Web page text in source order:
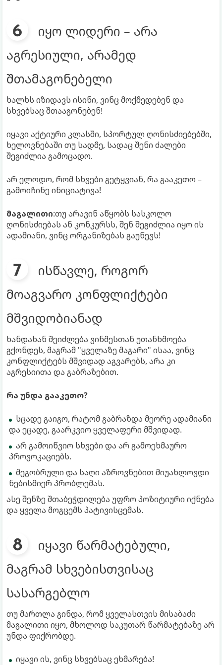
იყო ლიდერი – არა
აგრესიული, არამედ
შთამაგონებელი
ხალხს იზიდავს ისინი, ვინც მოქმედებენ და
სხვებსაც შთააგონებენ!
იყავი აქტიური კლასში, სპორტულ ღონისძიებებში,
ხელოვნებაში თუ სადმე, სადაც შენი ძალები
შეგიძლია გამოცადო.
არ ელოდო, რომ სხვები გეტყვიან, რა გააკეთო –
გამოიჩინე ინიციატივა!
მაგალითი:თუ არავინ აწყობს სასკოლო
ღონისძიებას ან კონკურსს, შენ შეგიძლია იყო ის
ადამიანი, ვინც ორგანიზებას გაუწევს!
ისწავლე, როგორ
მოაგვარო კონფლიქტები
მშვიდობიანად
ხანდახან შეიძლება ვინმესთან უთანხმოება
გქონდეს, მაგრამ "ყველაზე მაგარი" ისაა, ვინც
კონფლიქტებს მშვიდად აგვარებს, არა კი
აგრესიითა და გაბრაზებით.
რა უნდა გააკეთო?
სცადე გაიგო, რატომ გაბრაზდა მეორე ადამიანი
და ეცადე, გაარკვიო ყველაფერი მშვიდად.
არ გამოიწვიო სხვები და არ გამოეხმაურო
პროვოკაციებს.
მეგობრული და საღი აზროვნებით მიუახლოვდი
ნებისმიერ პრობლემას.
ასე შენზე შთაბეჭდილება უფრო პოზიტიური იქნება
და ყველა მოგცემს პატივისცემას.
იყავი წარმატებული,
მაგრამ სხვებისთვისაც
სასარგებლო
თუ მართლა გინდა, რომ ყველასთვის მისაბაძი
მაგალითი იყო, მხოლოდ საკუთარ წარმატებაზე არ
უნდა ფიქრობდე.
იყავი ის, ვინც სხვებსაც ეხმარება!